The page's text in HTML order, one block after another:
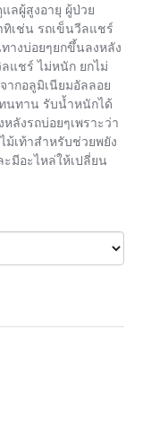
ลผู้สูงอายุ ผู้ป่วย
ทิเช่น รถเข็นวีลแชร์
างบ่อยๆยกขึ้นลงหลัง
แชร์ ไม่หนัก ยกไม่
ากอลูมิเนียมอัลลอย
นทาน รับน้ำหนักได้
ลังรถบ่อยๆเพราะว่า
เท้าสำหรับช่วยพยัง
มีอะไหล่ให้เปลี่ยน